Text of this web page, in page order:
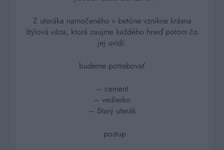
Z uteráka namočeného v betóne vznikne krásna
štýlová váza, ktorá zaujme každého hneď potom čo
jej uvidí.
budeme potrebovať
– cement
– vedierko
– Starý uterák
postup